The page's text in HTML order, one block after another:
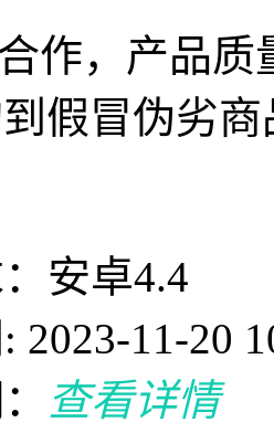
作，产品
假冒伪劣商
安卓4.4
2023-11-20
查看详情